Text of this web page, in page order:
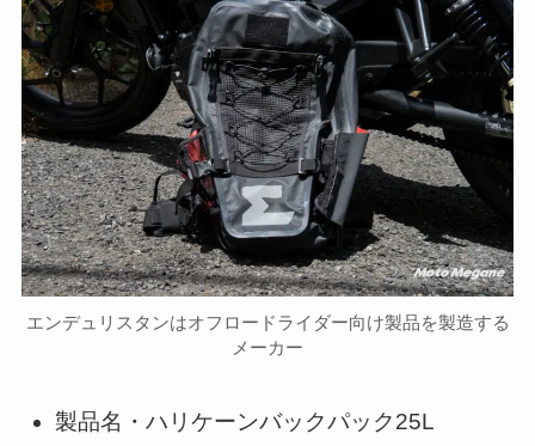
エンデュリスタンはオフロードライダー向け製品を製造する
メーカー
製品名・ハリケーンバックパック25L